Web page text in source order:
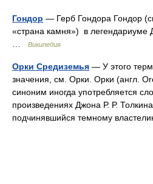
Гондор — Герб Гондора Гондор
«страна камня») в легендариуме
Википедия
Орки Средиземья — У этого
значения, см. Орки. Орки (англ.
синоним иногда употребляется
произведениях Джона Р. Р.
подчинявшийся темному